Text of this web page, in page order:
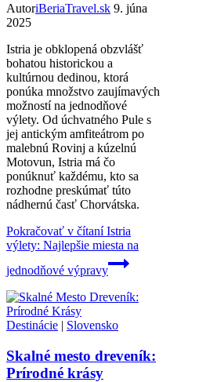
AutoriBeriaTravel.sk 9. júna
2025
Istria je obklopená obzvlášť
bohatou historickou a
kultúrnou dedinou, ktorá
ponúka množstvo zaujímavých
možností na jednodňové
výlety. Od úchvatného Pule s
jej antickým amfiteátrom po
malebnú Rovinj a kúzelnú
Motovun, Istria má čo
ponúknuť každému, kto sa
rozhodne preskúmať túto
nádhernú časť Chorvátska.
Pokračovať v čítaníIstria
výlety: Najlepšie miesta na
jednodňové výpravy
Destinácie | Slovensko
Skalné mesto dreveník:
Prírodné krásy